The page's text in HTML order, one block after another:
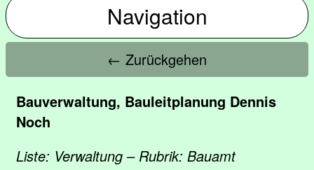
Navigation
← Zurückgehen
Bauverwaltung, Bauleitplanung Dennis
Noch
Liste: Verwaltung – Rubrik: Bauamt